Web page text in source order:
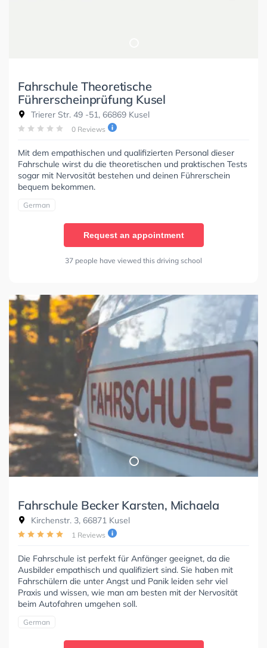
Fahrschule Theoretische
Führerscheinprüfung Kusel
Trierer Str. 49 -51, 66869 Kusel
0 Reviews
Mit dem empathischen und qualifizierten Personal dieser
Fahrschule wirst du die theoretischen und praktischen Tests
sogar mit Nervosität bestehen und deinen Führerschein
bequem bekommen.
German
Request an appointment
37 people have viewed this driving school
Fahrschule Becker Karsten, Michaela
Kirchenstr. 3, 66871 Kusel
1 Reviews
Die Fahrschule ist perfekt für Anfänger geeignet, da die
Ausbilder empathisch und qualifiziert sind. Sie haben mit
Fahrschülern die unter Angst und Panik leiden sehr viel
Praxis und wissen, wie man am besten mit der Nervosität
beim Autofahren umgehen soll.
German